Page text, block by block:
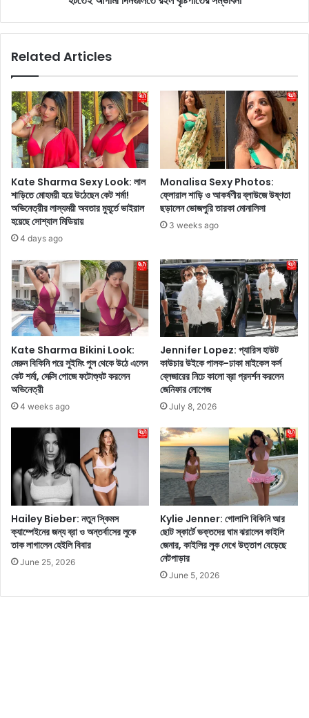
র
জ্ঞা
র
জ
ন্য
পা
রি
শ্র
মি
ক
টি
টা
কা
,
জা
নে
ন
কি
অ
ভি
নে
ত্রী
রা
ক
ত
কো
টি
র
মা
দি
শি
ক
মে
ঘ
লা
নে
সা
ক
বে
!
ব
র্ষা
পি
ছু
হ
ট
তে
ই
ন
গু
লি
তে
র
ই
ল
ষ্টি
Related Articles
Kate Sharma Sexy Look: লাল
শাড়িতে মোহময়ী হয়ে উঠেছেন কেট শর্মা!
অভিনেত্রীর লাস্যময়ী অবতার মুহূর্তে ভাইরাল
হয়েছে সোশ্যাল মিডিয়ায়
4 days ago
Monalisa Sexy Photos:
ফ্লোরাল শাড়ি ও আকর্ষণীয় ব্লাউজে উষ্ণতা
ছড়ালেন ভোজপুরি তারকা মোনালিসা
3 weeks ago
Kate Sharma Bikini Look:
মেরুন বিকিনি পরে সুইমিং পুল থেকে উঠে এলেন
কেট শর্মা, সেক্সি পোজে ফটোশ্যুট করলেন
অভিনেত্রী
4 weeks ago
Jennifer Lopez: প্যারিস হাউট
কাউচার উইকে পালক-ঢাকা মাইকেল কর্স
ব্লেজারের নিচে কালো ব্রা প্রদর্শন করলেন
জেনিফার লোপেজ
July 8, 2026
Hailey Bieber: নতুন স্কিমস
ক্যাম্পেইনের জন্য ব্রা ও অন্তর্বাসের লুকে
তাক লাগালেন হেইলি বিবার
June 25, 2026
Kylie Jenner: গোলাপি বিকিনি আর
ছোট স্কার্টে ভক্তদের ঘাম ঝরালেন কাইলি
জেনার, কাইলির লুক দেখে উত্তাপ বেড়েছে
নেটপাড়ার
June 5, 2026